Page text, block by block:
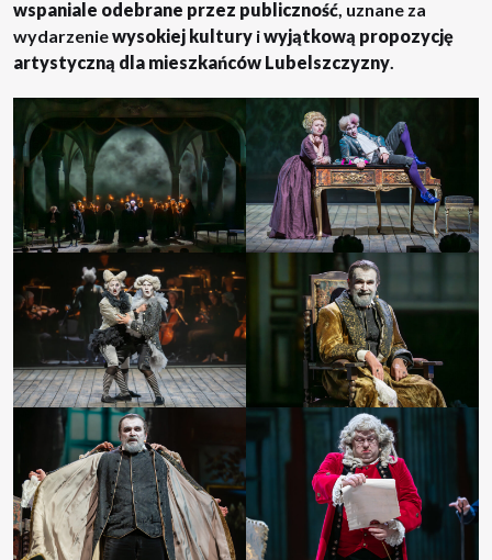
wspaniale odebrane przez publiczność, uznane za
wydarzeniewysokiej kultury iwyjątkową propozycję
artystyczną dla mieszkańców Lubelszczyzny.